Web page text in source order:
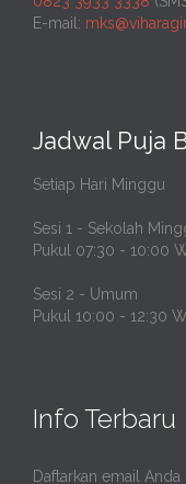
E-mail:
Jadwal Puja
Setiap Hari Minggu
Sesi 1 - Sekolah
Pukul 07:30 - 10:00
Sesi 2 - Umum
Pukul 10:00 - 12:30
Info Terbaru
Daftarkan email